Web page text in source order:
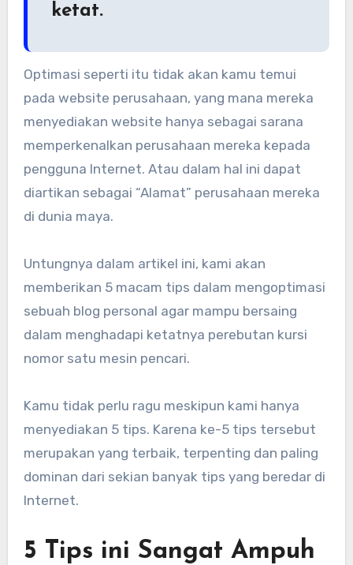
ketat.
Optimasi seperti itu tidak akan kamu temui
pada website perusahaan, yang mana mereka
menyediakan website hanya sebagai sarana
memperkenalkan perusahaan mereka kepada
pengguna Internet. Atau dalam hal ini dapat
diartikan sebagai “Alamat” perusahaan mereka
di dunia maya.
Untungnya dalam artikel ini, kami akan
memberikan 5 macam tips dalam mengoptimasi
sebuah blog personal agar mampu bersaing
dalam menghadapi ketatnya perebutan kursi
nomor satu mesin pencari.
Kamu tidak perlu ragu meskipun kami hanya
menyediakan 5 tips. Karena ke-5 tips tersebut
merupakan yang terbaik, terpenting dan paling
dominan dari sekian banyak tips yang beredar di
Internet.
5 Tips ini Sangat Ampuh